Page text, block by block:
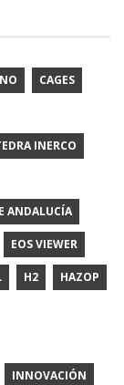
CAGES
INERCO
ANDALUCÍA
EOS VIEWER
H2 HAZOP
INNOVACIÓN